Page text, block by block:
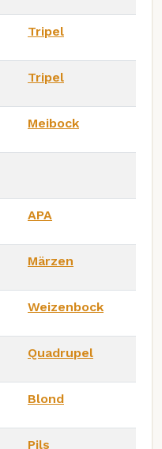
Tripel
Tripel
Meibock
APA
Märzen
Weizenbock
Quadrupel
Blond
Pils